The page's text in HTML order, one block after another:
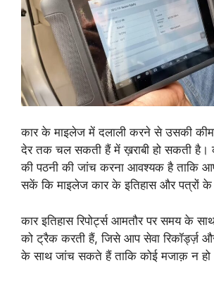
कार के माइलेज में दलाली करने से उसकी
देर तक चल सकती हैं में ख़राबी हो सकती है।
की पठनी की जांच करना आवश्यक है ताकि
सकें कि माइलेज कार के इतिहास और पत्रों के
कार इतिहास रिपोर्ट्स आमतौर पर समय के
को ट्रैक करती हैं, जिसे आप सेवा रिकॉर्ड्ज़ और
के साथ जांच सकते हैं ताकि कोई मजाक़ न